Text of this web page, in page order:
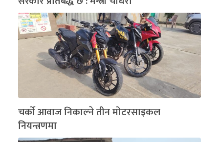
चर्को आवाज निकाल्ने तीन मोटरसाइकल
नियन्त्रणमा